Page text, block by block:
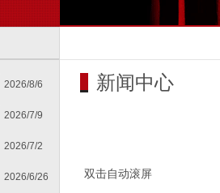
2026/8/6
2026/7/9
2026/7/2
2026/6/26
新闻中心
双击自动滚屏